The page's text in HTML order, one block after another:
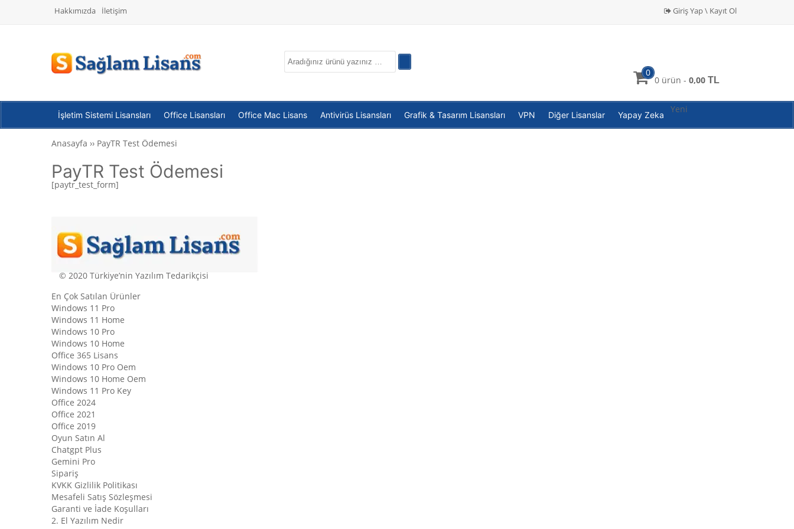
Hakkımızda İletişim Giriş Yap \ Kayıt Ol
0
0 ürün - 0,00 TL
İşletim Sistemi Lisansları Office Lisansları Office Mac Lisans Antivirüs Lisansları Grafik & Tasarım Lisansları VPN Diğer Lisanslar Yapay Zeka
Yeni
Anasayfa ›› PayTR Test Ödemesi
PayTR Test Ödemesi
[paytr_test_form]
© 2020 Türkiye’nin Yazılım Tedarikçisi
En Çok Satılan Ürünler
Windows 11 Pro
Windows 11 Home
Windows 10 Pro
Windows 10 Home
Office 365 Lisans
Windows 10 Pro Oem
Windows 10 Home Oem
Windows 11 Pro Key
Office 2024
Office 2021
Office 2019
Oyun Satın Al
Chatgpt Plus
Gemini Pro
Sipariş
KVKK Gizlilik Politikası
Mesafeli Satış Sözleşmesi
Garanti ve İade Koşulları
2. El Yazılım Nedir